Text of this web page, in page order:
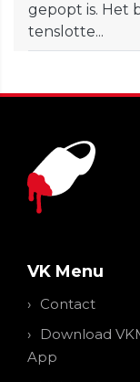
gepopt is. Het
tenslotte...
VK Menu
Contact
Download
App